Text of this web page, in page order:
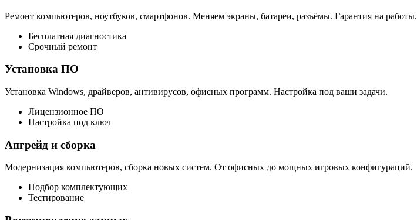
Ремонт компьютеров, ноутбуков, смартфонов. Меняем экраны, батареи, разъёмы. Гарантия на работы.
Бесплатная диагностика
Срочный ремонт
Установка ПО
Установка Windows, драйверов, антивирусов, офисных программ. Настройка под ваши задачи.
Лицензионное ПО
Настройка под ключ
Апгрейд и сборка
Модернизация компьютеров, сборка новых систем. От офисных до мощных игровых конфигураций.
Подбор комплектующих
Тестирование